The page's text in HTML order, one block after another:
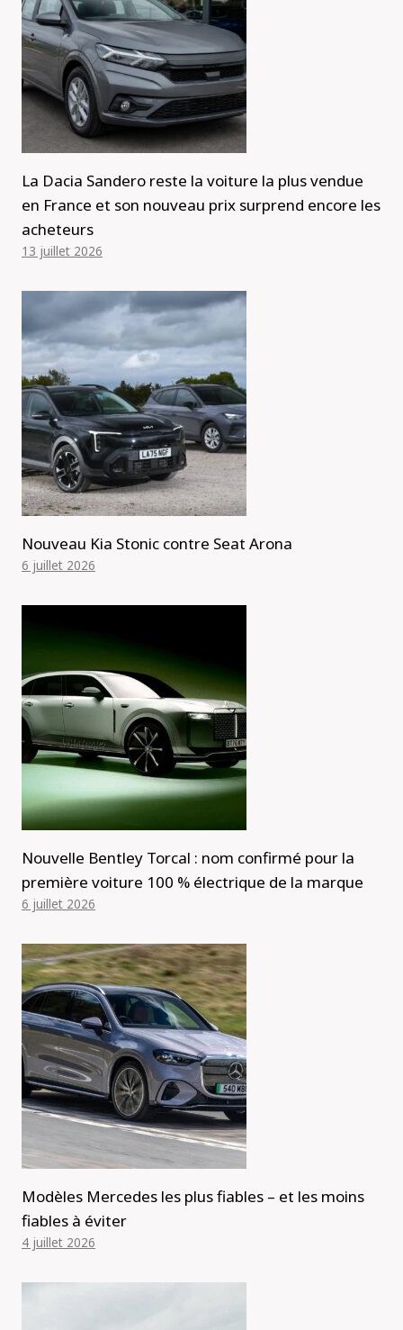
La Dacia Sandero reste la voiture la plus vendue
en France et son nouveau prix surprend encore les
acheteurs
13 juillet 2026
Nouveau Kia Stonic contre Seat Arona
6 juillet 2026
Nouvelle Bentley Torcal : nom confirmé pour la
première voiture 100 % électrique de la marque
6 juillet 2026
Modèles Mercedes les plus fiables – et les moins
fiables à éviter
4 juillet 2026